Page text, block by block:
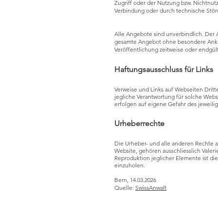
Zugriff oder der Nutzung bzw.
Verbindung oder durch technische
Alle Angebote sind unverbindlich. Der
gesamte Angebot ohne besondere
Veröffentlichung zeitweise oder
Haftungsausschluss für Links
Verweise und Links auf Webseiten
jegliche Verantwortung für solche
erfolgen auf eigene Gefahr des
Urheberrechte
Die Urheber- und alle anderen Rechte
Website, gehören ausschliesslich
Reproduktion jeglicher Elemente ist
einzuholen.
Bern, 14.03.2026
Quelle: SwissAnwalt